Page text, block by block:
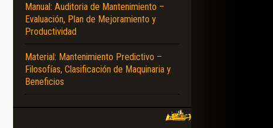
Manual: Auditoria de Mantenimiento –
Evaluación, Plan de Mejoramiento y
Productividad
Material: Mantenimiento Predictivo –
Filosofías, Clasificación de Maquinaria y
Beneficios